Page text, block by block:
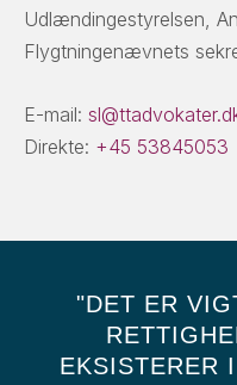
Udlændingestyrelsen,
Flygtningenævnets
E-mail:
Direkte: +45 53845053
"DET ER
EKSISTERER